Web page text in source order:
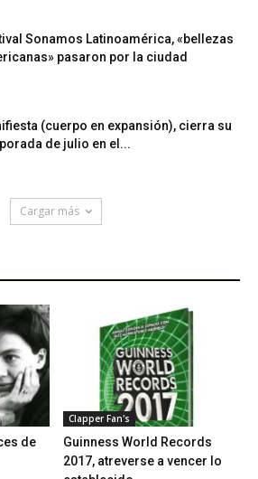
Sonamos Latinoamérica, «bellezas
pasaron por la ciudad
(cuerpo en expansión), cierra su
de julio en el...
Cargar más
de
Clapper Fan's
Guinness World Records
2017, atreverse a vencer lo